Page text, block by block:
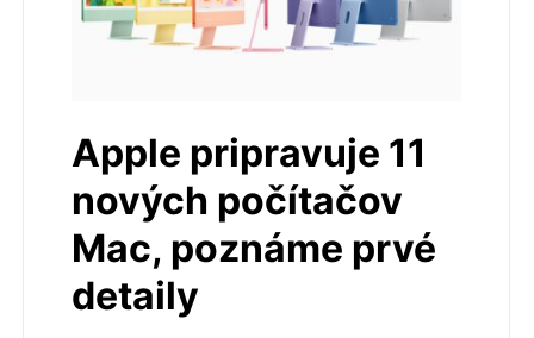
Apple pripravuje 11
nových počítačov
Mac, poznáme prvé
detaily